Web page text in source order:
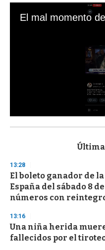
s
d
s
o
f
3
s
e
c
o
13:28
El boleto ganador de
España del sábado 8
números con
13:16
Una niña herida
fallecidos por el